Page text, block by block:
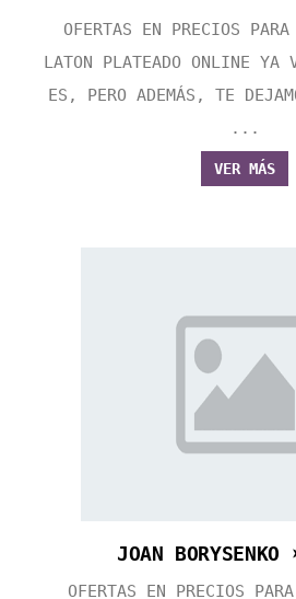
OFERTAS EN PRECIOS PARA
LATON PLATEADO ONLINE YA
ES, PERO ADEMÁS, TE
...
VER MÁS
JOAN
OFERTAS EN PRECIOS